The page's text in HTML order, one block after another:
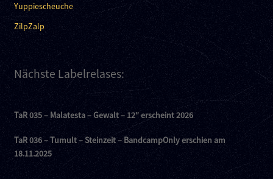
Yuppiescheuche
ZilpZalp
Nächste Labelrelases:
TaR 035 – Malatesta – Gewalt – 12″ erscheint 2026
TaR 036 – Tumult – Steinzeit – BandcampOnly erschien am
18.11.2025